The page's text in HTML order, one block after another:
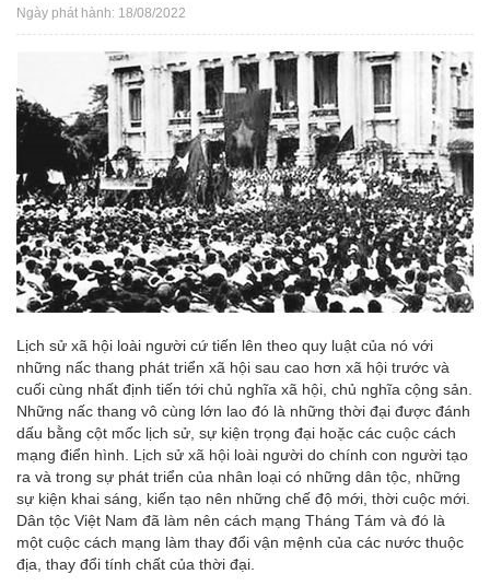
Ngày phát hành: 18/08/2022
Lịch sử xã hội loài người cứ tiến lên theo quy luật của nó với
những nấc thang phát triển xã hội sau cao hơn xã hội trước và
cuối cùng nhất định tiến tới chủ nghĩa xã hội, chủ nghĩa cộng sản.
Những nấc thang vô cùng lớn lao đó là những thời đại được đánh
dấu bằng cột mốc lịch sử, sự kiện trọng đại hoặc các cuộc cách
mạng điển hình. Lịch sử xã hội loài người do chính con người tạo
ra và trong sự phát triển của nhân loại có những dân tộc, những
sự kiện khai sáng, kiến tạo nên những chế độ mới, thời cuộc mới.
Dân tộc Việt Nam đã làm nên cách mạng Tháng Tám và đó là
một cuộc cách mạng làm thay đổi vận mệnh của các nước thuộc
địa, thay đổi tính chất của thời đại.